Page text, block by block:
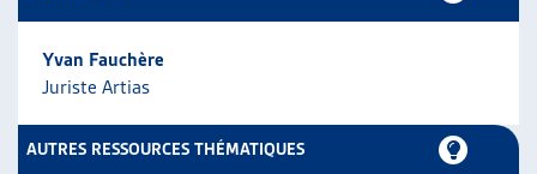
RESSOURCES
THÉMATIQUES
GUIDE SOCIAL ROMAND
Yvan Fauchère
Juriste Artias
AUTRES RESSOURCES THÉMATIQUES